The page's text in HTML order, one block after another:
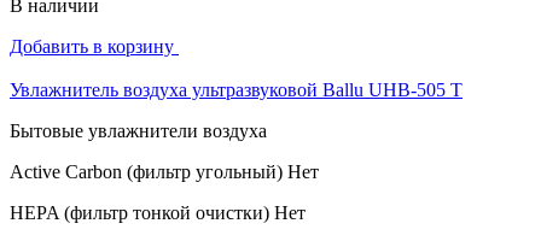
В наличии
Добавить в корзину
Увлажнитель воздуха ультразвуковой Ballu UHB-505 T
Бытовые увлажнители воздуха
Active Carbon (фильтр угольный) Нет
HEPA (фильтр тонкой очистки) Нет